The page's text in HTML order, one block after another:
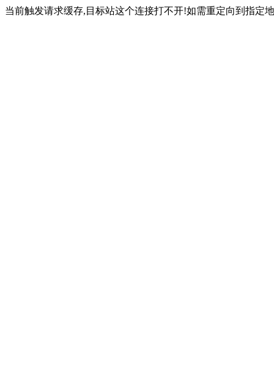
当前触发请求缓存,目标站这个连接打不开!如需重定向到指定